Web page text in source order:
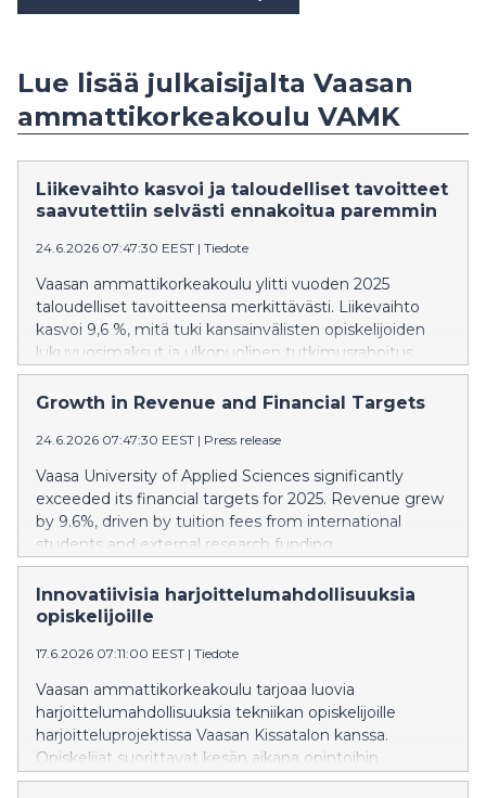
Lue lisää julkaisijalta Vaasan
ammattikorkeakoulu VAMK
Liikevaihto kasvoi ja taloudelliset tavoitteet
saavutettiin selvästi ennakoitua paremmin
24.6.2026 07:47:30 EEST | Tiedote
Vaasan ammattikorkeakoulu ylitti vuoden 2025
taloudelliset tavoitteensa merkittävästi. Liikevaihto
kasvoi 9,6 %, mitä tuki kansainvälisten opiskelijoiden
lukuvuosimaksut ja ulkopuolinen tutkimusrahoitus.
Growth in Revenue and Financial Targets
24.6.2026 07:47:30 EEST | Press release
Vaasa University of Applied Sciences significantly
exceeded its financial targets for 2025. Revenue grew
by 9.6%, driven by tuition fees from international
students and external research funding.
Innovatiivisia harjoittelumahdollisuuksia
opiskelijoille
17.6.2026 07:11:00 EEST | Tiedote
Vaasan ammattikorkeakoulu tarjoaa luovia
harjoittelumahdollisuuksia tekniikan opiskelijoille
harjoitteluprojektissa Vaasan Kissatalon kanssa.
Opiskelijat suorittavat kesän aikana opintoihin
kuuluvan harjoittelun toteuttaen neljästä